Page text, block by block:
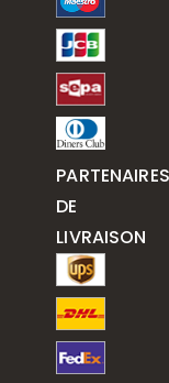
PARTENAIRES
DE
LIVRAISON